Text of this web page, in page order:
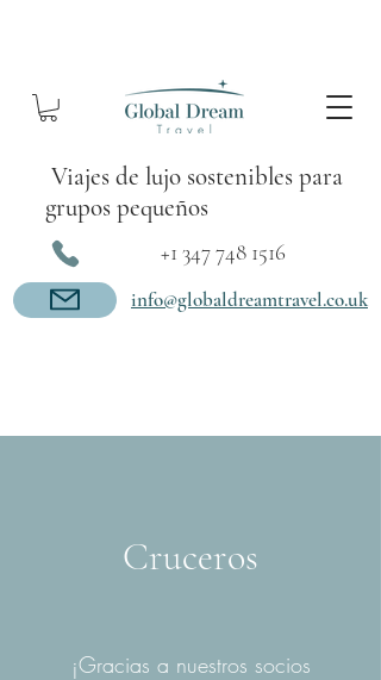
Viajes de lujo sostenibles para
grupos pequeños
+1 347 748 1516
info@globaldreamtravel.co.uk
Cruceros
¡Gracias a nuestros socios